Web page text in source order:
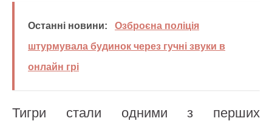
Останні новини:
Озброєна поліція
штурмувала будинок через гучні звуки в
онлайн грі
Тигри стали одними з перших